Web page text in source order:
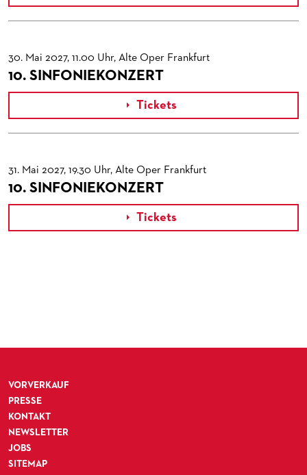
30. Mai 2027, 11.00 Uhr, Alte Oper Frankfurt
10. SINFONIEKONZERT
 Tickets
31. Mai 2027, 19.30 Uhr, Alte Oper Frankfurt
10. SINFONIEKONZERT
 Tickets
VORVERKAUF
PRESSE
KONTAKT
NEWSLETTER
JOBS
SITEMAP